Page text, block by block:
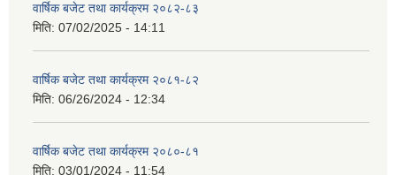
वार्षिक बजेट तथा कार्यक्रम २०८२-८३
मिति: 07/02/2025 - 14:11
वार्षिक बजेट तथा कार्यक्रम २०८१-८२
मिति: 06/26/2024 - 12:34
वार्षिक बजेट तथा कार्यक्रम २०८०-८१
मिति: 03/01/2024 - 11:54